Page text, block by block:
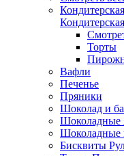
Торты
Вафли
Печенье
Пряники
Шоколад и
Шоколадные
Шоколадные
Бисквиты